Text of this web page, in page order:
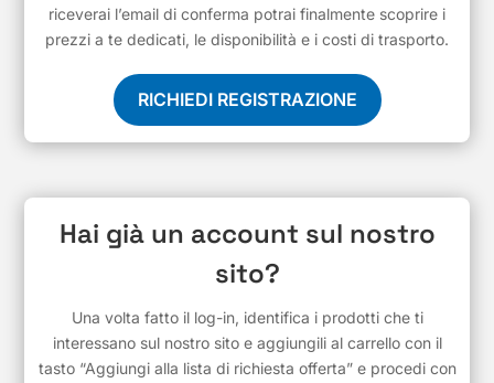
riceverai l’email di conferma potrai finalmente scoprire i
prezzi a te dedicati, le disponibilità e i costi di trasporto.
RICHIEDI REGISTRAZIONE
Hai già un account sul nostro
sito?
Una volta fatto il log-in, identifica i prodotti che ti
interessano sul nostro sito e aggiungili al carrello con il
tasto “Aggiungi alla lista di richiesta offerta” e procedi con